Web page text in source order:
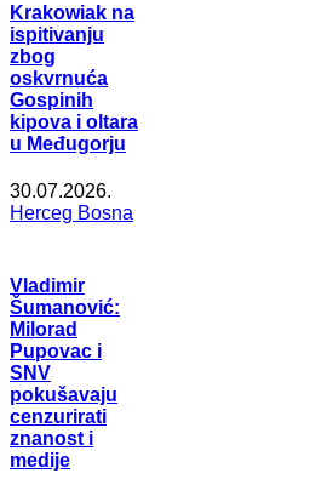
Krakowiak na
ispitivanju
zbog
oskvrnuća
Gospinih
kipova i oltara
u Međugorju
30.07.2026.
Herceg Bosna
Vladimir
Šumanović:
Milorad
Pupovac i
SNV
pokušavaju
cenzurirati
znanost i
medije